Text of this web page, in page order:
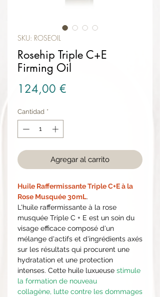
SKU: ROSEOIL
Rosehip Triple C+E
Firming Oil
124,00 €
Cantidad *
Agregar al carrito
Huile Raffermissante Triple C+E à la
Rose Musquée 30mL.
L'huile raffermissante à la rose
musquée Triple C + E est un soin du
visage efficace composé d'un
mélange d'actifs et d'ingrédients axés
sur les résultats qui procurent une
hydratation et une protection
intenses. Cette huile luxueuse stimule
la formation de nouveau
collagène, lutte contre les dommages